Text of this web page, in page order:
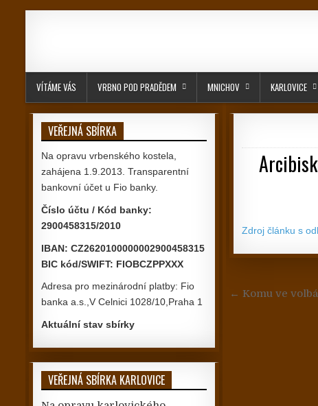
VÍTÁME VÁS VRBNO POD PRADĚDEM MNICHOV KARLOVICE
Zdroj článku s
Navigace
← Komu ve
VEŘEJNÁ SBÍRKA
Na opravu vrbenského kostela,
zahájena 1.9.2013. Transparentní
bankovní účet u Fio banky.
Číslo účtu / Kód banky:
2900458315/2010
IBAN: CZ2620100000002900458315
BIC kód/SWIFT: FIOBCZPPXXX
Adresa pro mezinárodní platby: Fio
banka a.s.,V Celnici 1028/10,Praha 1
Aktuální stav sbírky
VEŘEJNÁ SBÍRKA KARLOVICE